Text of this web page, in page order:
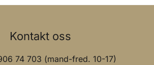
Kontakt oss
74 703 (mand-fred. 10-17)